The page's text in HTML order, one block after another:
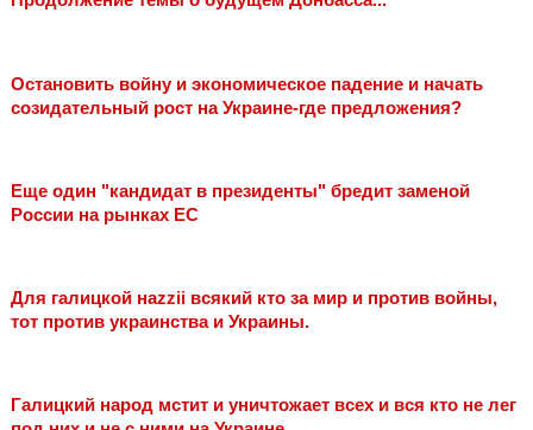
Остановить войну и экономическое падение и начать
созидательный рост на Украине-где предложения?
Еще один "кандидат в президенты" бредит заменой
России на рынках ЕС
Для галицкой наzzii всякий кто за мир и против войны,
тот против украинства и Украины.
Галицкий народ мстит и уничтожает всех и вся кто не лег